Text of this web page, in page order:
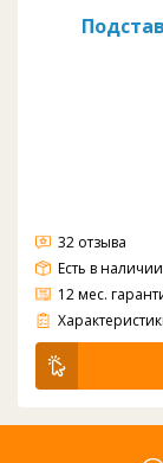
32 отзыва
Есть в наличии
12 мес.
Подставка на 3
Цвет: на выбор
Материал: металл
Количество
Вес: 3 кг.